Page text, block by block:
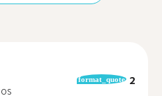
format_quote 2